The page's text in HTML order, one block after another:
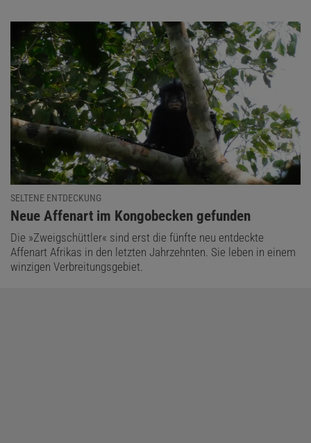
SELTENE ENTDECKUNG
:
Neue Affenart im Kongobecken gefunden
Die »Zweigschüttler« sind erst die fünfte neu entdeckte
Affenart Afrikas in den letzten Jahrzehnten. Sie leben in einem
winzigen Verbreitungsgebiet.